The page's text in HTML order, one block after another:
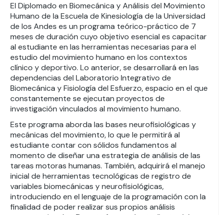
El Diplomado en Biomecánica y Análisis del Movimiento
Humano de la Escuela de Kinesiología de la Universidad
de los Andes es un programa teórico-práctico de 7
meses de duración cuyo objetivo esencial es capacitar
al estudiante en las herramientas necesarias para el
estudio del movimiento humano en los contextos
clínico y deportivo. Lo anterior, se desarrollará en las
dependencias del Laboratorio Integrativo de
Biomecánica y Fisiología del Esfuerzo, espacio en el que
constantemente se ejecutan proyectos de
investigación vinculados al movimiento humano.
Este programa aborda las bases neurofisiológicas y
mecánicas del movimiento, lo que le permitirá al
estudiante contar con sólidos fundamentos al
momento de diseñar una estrategia de análisis de las
tareas motoras humanas. También, adquirirá el manejo
inicial de herramientas tecnológicas de registro de
variables biomecánicas y neurofisiológicas,
introduciendo en el lenguaje de la programación con la
finalidad de poder realizar sus propios análisis